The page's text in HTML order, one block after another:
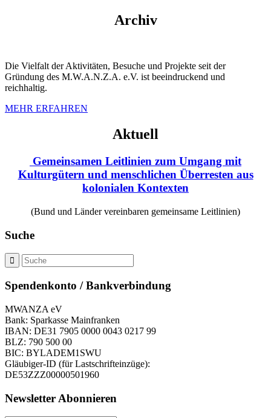
Archiv
Die Vielfalt der Aktivitäten, Besuche und Projekte seit der
Gründung des M.W.A.N.Z.A. e.V. ist beeindruckend und
reichhaltig.
MEHR ERFAHREN
Aktuell
Gemeinsamen Leitlinien zum Umgang mit
Kulturgütern und menschlichen Überresten aus
kolonialen Kontexten
(Bund und Länder vereinbaren gemeinsame Leitlinien)
Suche
Spendenkonto / Bankverbindung
MWANZA eV
Bank: Sparkasse Mainfranken
IBAN: DE31 7905 0000 0043 0217 99
BLZ: 790 500 00
BIC: BYLADEM1SWU
Gläubiger-ID (für Lastschrifteinzüge):
DE53ZZZ00000501960
Newsletter Abonnieren